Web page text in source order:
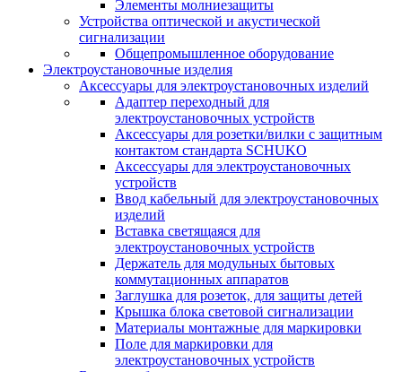
Элементы молниезащиты
Устройства оптической и акустической
сигнализации
Общепромышленное оборудование
Электроустановочные изделия
Аксессуары для электроустановочных изделий
Адаптер переходный для
электроустановочных устройств
Аксессуары для розетки/вилки с защитным
контактом стандарта SCHUKO
Аксессуары для электроустановочных
устройств
Ввод кабельный для электроустановочных
изделий
Вставка светящаяся для
электроустановочных устройств
Держатель для модульных бытовых
коммутационных аппаратов
Заглушка для розеток, для защиты детей
Крышка блока световой сигнализации
Материалы монтажные для маркировки
Поле для маркировки для
электроустановочных устройств